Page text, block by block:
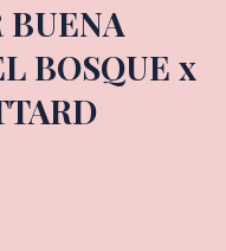
BUENA
BOSQUE x